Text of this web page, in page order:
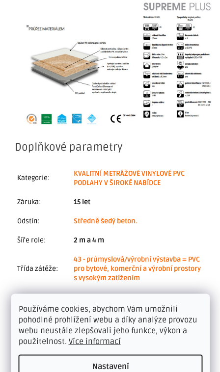
Používáme cookies, abychom Vám umožnili
pohodlné prohlížení webu a díky analýze provozu
webu neustále zlepšovali jeho funkce, výkon a
použitelnost. Více informací
Nastavení
Doplňkové parametry
Kategorie:
KVALITNÍ METRÁŽOVÉ VINYLOVÉ PVC
PODLAHY V ŠIROKÉ NABÍDCE
Záruka: 15 let
Odstín: Středně šedý beton.
Šíře role: 2 m a 4 m
Třída zátěže:
43 - průmyslová/výrobní výstavba = PVC
pro bytové, komerční a výrobní prostory
s vysokým zatížením
vrstva:
? Druh krytiny : PVC, Lino, Vinyl v metráži
Možnost
pokládky bez
bytových prostorách do 15 m².